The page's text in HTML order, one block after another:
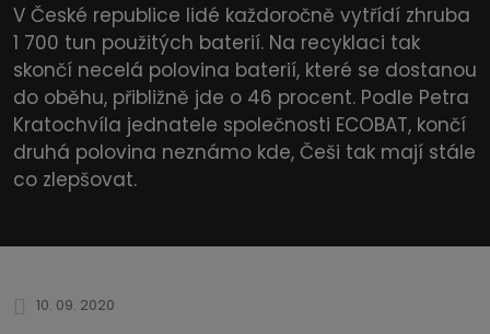
V České republice lidé každoročně vytřídí zhruba
1 700 tun použitých baterií. Na recyklaci tak
skončí necelá polovina baterií, které se dostanou
do oběhu, přibližně jde o 46 procent. Podle Petra
Kratochvíla jednatele společnosti ECOBAT, končí
druhá polovina neznámo kde, Češi tak mají stále
co zlepšovat.
10. 09. 2020